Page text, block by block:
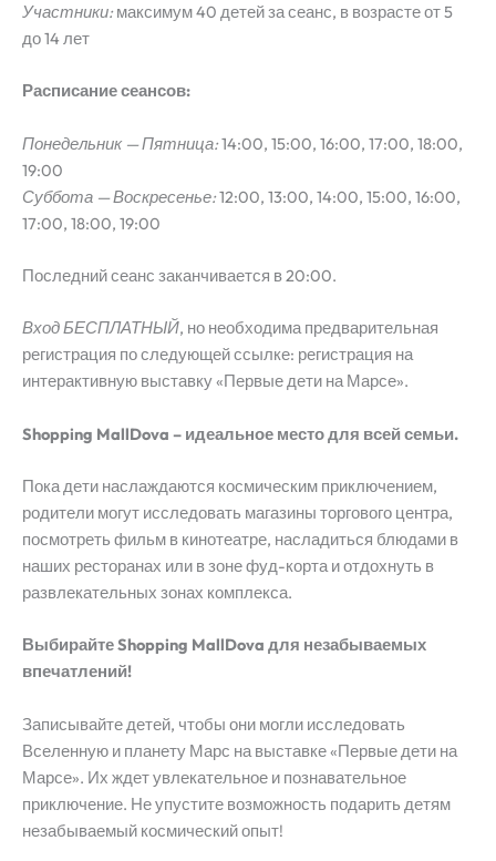
Участники:максимум 40 детей за сеанс, в возрасте от 5
до 14 лет
Расписание сеансов:
Понедельник — Пятница:14:00, 15:00, 16:00, 17:00, 18:00,
19:00
Суббота — Воскресенье:12:00, 13:00, 14:00, 15:00, 16:00,
17:00, 18:00, 19:00
Последний сеанс заканчивается в 20:00.
Вход БЕСПЛАТНЫЙ, но необходима предварительная
регистрация по следующей ссылке: регистрация на
интерактивную выставку «Первые дети на Марсе».
Shopping MallDova – идеальное место для всей семьи.
Пока дети наслаждаются космическим приключением,
родители могут исследовать магазины торгового центра,
посмотреть фильм в кинотеатре, насладиться блюдами в
наших ресторанах или в зоне фуд-корта и отдохнуть в
развлекательных зонах комплекса.
Выбирайте Shopping MallDova для незабываемых
впечатлений!
Записывайте детей, чтобы они могли исследовать
Вселенную и планету Марс на выставке «Первые дети на
Марсе». Их ждет увлекательное и познавательное
приключение. Не упустите возможность подарить детям
незабываемый космический опыт!